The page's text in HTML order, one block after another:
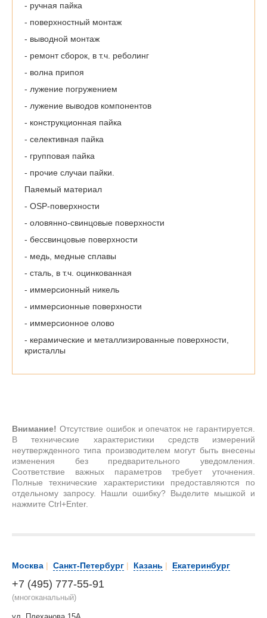
- ручная пайка
- поверхностный монтаж
- выводной монтаж
- ремонт сборок, в т.ч. реболинг
- волна припоя
- лужение погружением
- лужение выводов компонентов
- конструкционная пайка
- селективная пайка
- групповая пайка
- прочие случаи пайки.
Паяемый материал
- OSP-поверхности
- оловянно-свинцовые поверхности
- бессвинцовые поверхности
- медь, медные сплавы
- сталь, в т.ч. оцинкованная
- иммерсионный никель
- иммерсионные поверхности
- иммерсионное олово
- керамические и металлизированные поверхности,
кристаллы
Внимание! Отсутствие ошибок и опечаток не гарантируется.
В технические характеристики средств измерений
неутвержденного типа производителем могут быть внесены
изменения без предварительного уведомления.
Соответствие важных параметров требует уточнения.
Полные технические характеристики предоставляются по
отдельному запросу. Нашли ошибку? Выделите мышкой и
нажмите Ctrl+Enter.
Москва | Санкт-Петербург | Казань | Екатеринбург
+7 (495) 777-55-91
(многоканальный)